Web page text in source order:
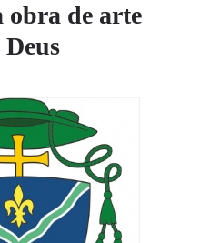
obra de arte
Deus